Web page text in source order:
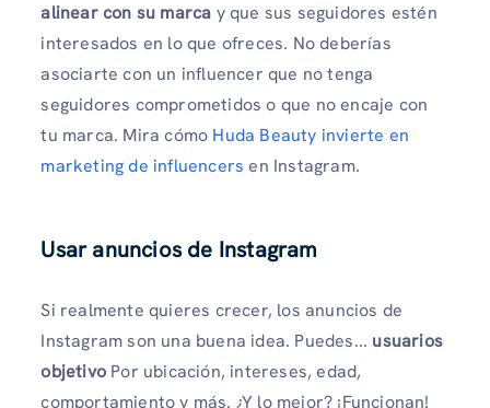
alinear con su marca y que sus seguidores estén
interesados ​​en lo que ofreces. No deberías
asociarte con un influencer que no tenga
seguidores comprometidos o que no encaje con
tu marca. Mira cómo Huda Beauty invierte en
marketing de influencers en Instagram.
Usar anuncios de Instagram
Si realmente quieres crecer, los anuncios de
Instagram son una buena idea. Puedes... usuarios
objetivo Por ubicación, intereses, edad,
comportamiento y más. ¿Y lo mejor? ¡Funcionan!